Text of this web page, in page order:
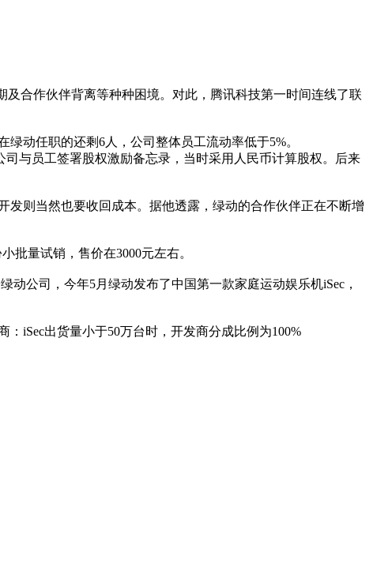
合作伙伴背离等种种困境。对此，腾讯科技第一时间连线了联
动任职的还剩6人，公司整体员工流动率低于5%。
与员工签署股权激励备忘录，当时采用人民币计算股权。后来
则当然也要收回成本。据他透露，绿动的合作伙伴正在不断增
批量试销，售价在3000元左右。
动公司，今年5月绿动发布了中国第一款家庭运动娱乐机iSec，
iSec出货量小于50万台时，开发商分成比例为100%